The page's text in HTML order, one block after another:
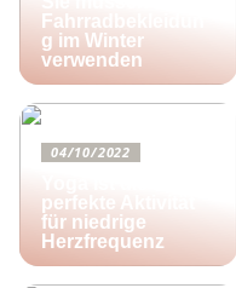
Fahrradbekleidun
g im Winter
verwenden
04/10/2022
perfekte Aktivität
für niedrige
Herzfrequenz